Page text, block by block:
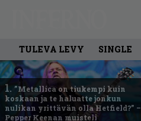
TULEVA LEVY SINGLE
1. ”Metallica on tiukempi kuin
koskaan ja te haluatte jonkun
nulikan yrittävän olla Hetfield?” –
Pepper Keenan muisteli